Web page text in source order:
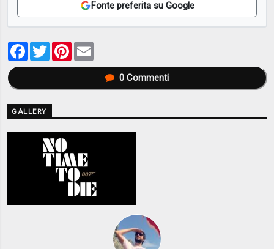
Fonte preferita su Google
Facebook
TwitterPinterest
0Commenti
GALLERY